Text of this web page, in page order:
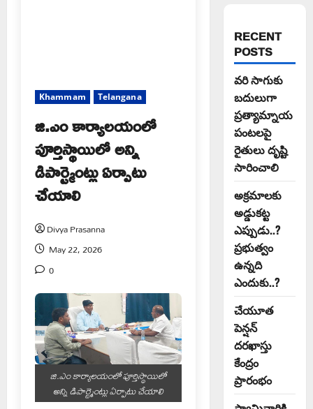
Khammam Telangana
జి.ఎం కార్యాలయంలో
పూర్తిస్థాయిలో అన్ని
డిపార్ట్మెంట్లు ఏర్పాటు
చేయాలి
Divya Prasanna
May 22, 2026
0
జి.ఎం కార్యాలయంలో పూర్తిస్థాయిలో
అన్ని డిపార్ట్మెంట్లు ఏర్పాటు చేయాలి
RECENT
POSTS
వరి సాగుకు
బదులుగా
ప్రత్యామ్నాయ
పంటలపై
రైతులు దృష్టి
సారించాలి
అక్రమాలకు
అడ్డుకట్ట
ఎప్పుడు..?
ప్రభుత్వం
ఉన్నది
ఎందుకు..?
చేయూత
పెన్షన్
దరఖాస్తు
కేంద్రం
ప్రారంభం